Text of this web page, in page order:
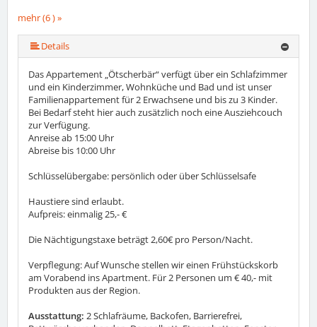
mehr (6 ) »
mehr (6 ) »
mehr (6 ) »
Details
Das Appartement „Ötscherbär“ verfügt über ein Schlafzimmer
und ein Kinderzimmer, Wohnküche und Bad und ist unser
Familienappartement für 2 Erwachsene und bis zu 3 Kinder.
Bei Bedarf steht hier auch zusätzlich noch eine Ausziehcouch
zur Verfügung.
Anreise ab 15:00 Uhr
Abreise bis 10:00 Uhr
Schlüsselübergabe: persönlich oder über Schlüsselsafe
Haustiere sind erlaubt.
Aufpreis: einmalig 25,- €
Die Nächtigungstaxe beträgt 2,60€ pro Person/Nacht.
Verpflegung: Auf Wunsche stellen wir einen Frühstückskorb
am Vorabend ins Apartment. Für 2 Personen um € 40,- mit
Produkten aus der Region.
Ausstattung: 2 Schlafräume, Backofen, Barrierefrei,